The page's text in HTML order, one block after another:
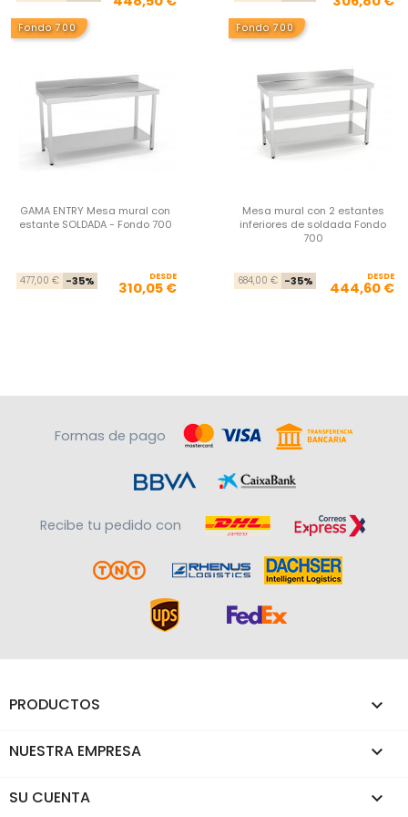
Fondo 700
GAMA ENTRY Mesa mural con
estante SOLDADA - Fondo 700
Precio base
477,00 € -35% Precio
DESDE
310,05 €
Fondo 700
Mesa mural con 2 estantes
inferiores de soldada Fondo
700
684,00 € -35% DESDE
444,60 €
Formas de pago
Recibe tu pedido con
PRODUCTOS 
NUESTRA EMPRESA 
SU CUENTA 